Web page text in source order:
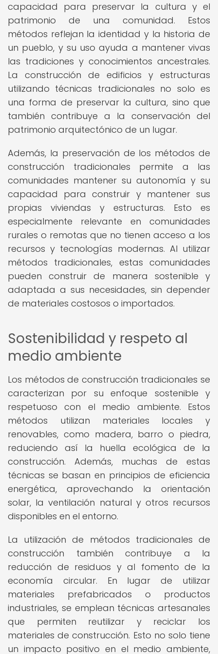
capacidad para preservar la cultura y el
patrimonio de una comunidad. Estos
métodos reflejan la identidad y la historia de
un pueblo, y su uso ayuda a mantener vivas
las tradiciones y conocimientos ancestrales.
La construcción de edificios y estructuras
utilizando técnicas tradicionales no solo es
una forma de preservar la cultura, sino que
también contribuye a la conservación del
patrimonio arquitectónico de un lugar.
Además, la preservación de los métodos de
construcción tradicionales permite a las
comunidades mantener su autonomía y su
capacidad para construir y mantener sus
propias viviendas y estructuras. Esto es
especialmente relevante en comunidades
rurales o remotas que no tienen acceso a los
recursos y tecnologías modernas. Al utilizar
métodos tradicionales, estas comunidades
pueden construir de manera sostenible y
adaptada a sus necesidades, sin depender
de materiales costosos o importados.
Sostenibilidad y respeto al
medio ambiente
Los métodos de construcción tradicionales se
caracterizan por su enfoque sostenible y
respetuoso con el medio ambiente. Estos
métodos utilizan materiales locales y
renovables, como madera, barro o piedra,
reduciendo así la huella ecológica de la
construcción. Además, muchas de estas
técnicas se basan en principios de eficiencia
energética, aprovechando la orientación
solar, la ventilación natural y otros recursos
disponibles en el entorno.
La utilización de métodos tradicionales de
construcción también contribuye a la
reducción de residuos y al fomento de la
economía circular. En lugar de utilizar
materiales prefabricados o productos
industriales, se emplean técnicas artesanales
que permiten reutilizar y reciclar los
materiales de construcción. Esto no solo tiene
un impacto positivo en el medio ambiente,